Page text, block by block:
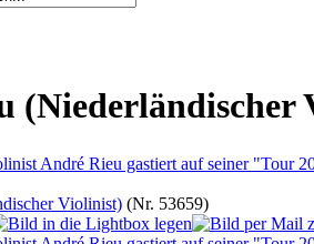
(Niederländischer
Violinist) (Nr. 53659)